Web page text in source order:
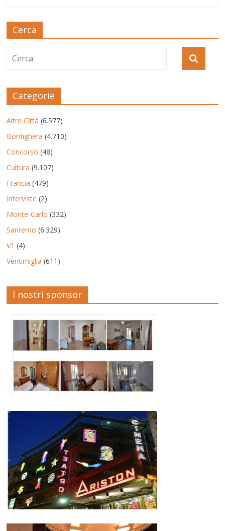
Cerca
Categorie
Altre Città (6.577)
Bordighera (4.710)
Concorso (48)
Cultura (9.107)
Francia (479)
Interviste (2)
Monte-Carlo (332)
Sanremo (6.329)
V1 (4)
Ventimiglia (611)
I nostri sponsor